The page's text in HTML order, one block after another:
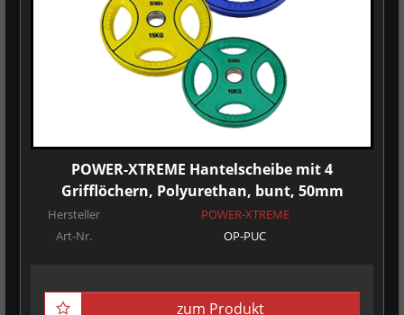
POWER-XTREME Hantelscheibe mit 4
Grifflöchern, Polyurethan, bunt, 50mm
Hersteller
POWER-XTREME
Art-Nr.
OP-PUC
zum Produkt